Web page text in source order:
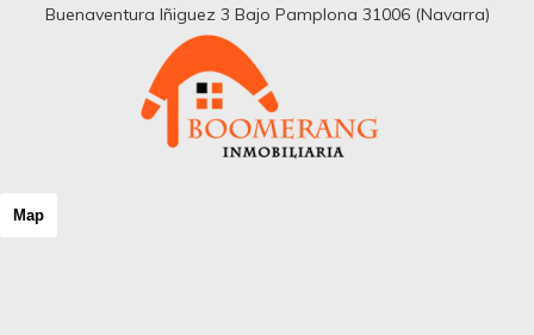
Buenaventura Iñiguez 3 Bajo Pamplona 31006 (Navarra)
Map